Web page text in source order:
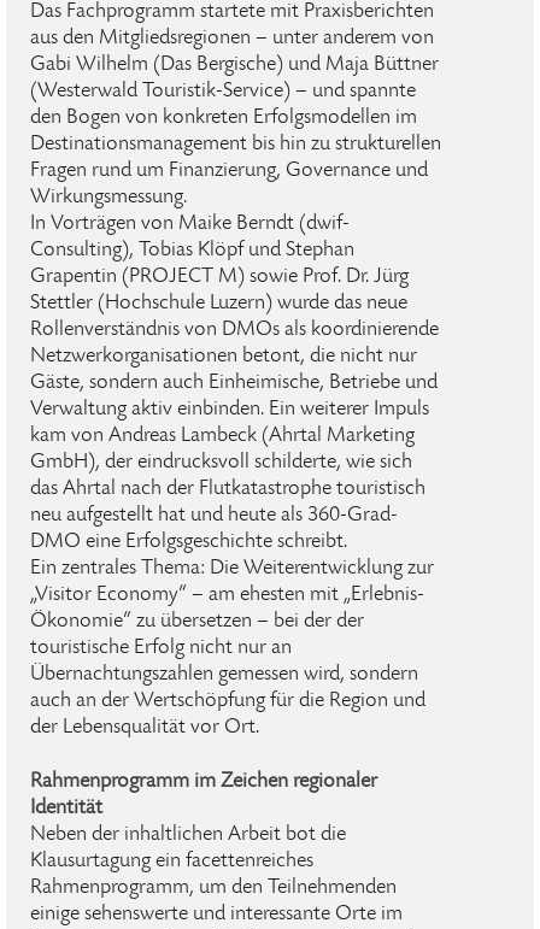
Das Fachprogramm startete mit Praxisberichten
aus den Mitgliedsregionen – unter anderem von
Gabi Wilhelm (Das Bergische) und Maja Büttner
(Westerwald Touristik-Service) – und spannte
den Bogen von konkreten Erfolgsmodellen im
Destinationsmanagement bis hin zu strukturellen
Fragen rund um Finanzierung, Governance und
Wirkungsmessung.
In Vorträgen von Maike Berndt (dwif-
Consulting), Tobias Klöpf und Stephan
Grapentin (PROJECT M) sowie Prof. Dr. Jürg
Stettler (Hochschule Luzern) wurde das neue
Rollenverständnis von DMOs als koordinierende
Netzwerkorganisationen betont, die nicht nur
Gäste, sondern auch Einheimische, Betriebe und
Verwaltung aktiv einbinden. Ein weiterer Impuls
kam von Andreas Lambeck (Ahrtal Marketing
GmbH), der eindrucksvoll schilderte, wie sich
das Ahrtal nach der Flutkatastrophe touristisch
neu aufgestellt hat und heute als 360-Grad-
DMO eine Erfolgsgeschichte schreibt.
Ein zentrales Thema: Die Weiterentwicklung zur
„Visitor Economy“ – am ehesten mit „Erlebnis-
Ökonomie“ zu übersetzen – bei der der
touristische Erfolg nicht nur an
Übernachtungszahlen gemessen wird, sondern
auch an der Wertschöpfung für die Region und
der Lebensqualität vor Ort.
Rahmenprogramm im Zeichen regionaler
Identität
Neben der inhaltlichen Arbeit bot die
Klausurtagung ein facettenreiches
Rahmenprogramm, um den Teilnehmenden
einige sehenswerte und interessante Orte im